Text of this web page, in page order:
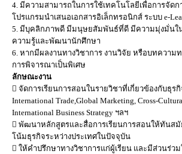
4. มีความสามารถในการใช้เทคโนโลยีเพื่อการจัดก
โปรแกรมนำเสนอเอกสารอิเล็กทรอนิกส์ ระบบ e-
5. มีบุคลิกภาพดี มีมนุษยสัมพันธ์ที่ดี มีความมุ่งมั่นใ
ความรู้และพัฒนานักศึกษา
6. หากมีผลงานทางวิชาการ งานวิจัย หรือบทความ
การพิจารณาเป็นพิเศษ
ลักษณะงาน
 จัดการเรียนการสอนในรายวิชาที่เกี่ยวข้องกับธุร
International Trade,Global Marketing, Cross-
International Business Strategy ฯลฯ
 พัฒนาหลักสูตรและสื่อการเรียนการสอนให้ทันส
โน้มธุรกิจระหว่างประเทศในปัจจุบัน
 ให้คำปรึกษาทางวิชาการแก่ผู้เรียน และมีส่วนร่